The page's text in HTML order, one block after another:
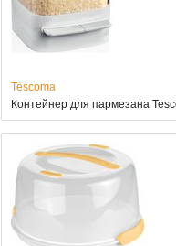
Tescoma
Контейнер для пармезана